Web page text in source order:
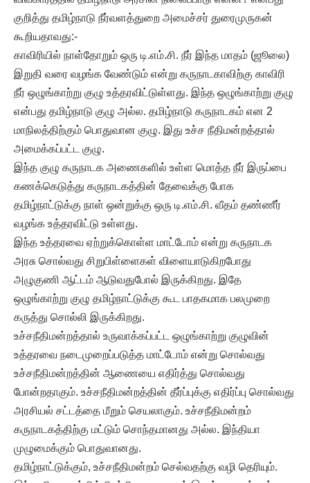
குறித்து தமிழ்நாடு நீர்வளத்துறை அமைச்சர் துரைமுருகன்
கூறியதாவது:-
காவிரியில் நாள்தோறும் ஒரு டி.எம்.சி. நீர் இந்த மாதம் (ஜூலை)
இறுதி வரை வழங்க வேண்டும் என்று கருநாடகாவிற்கு காவிரி
நீர் ஒழுங்காற்று குழு உத்தரவிட்டுள்ளது. இந்த ஒழுங்காற்று குழு
என்பது தமிழ்நாடு குழு அல்ல. தமிழ்நாடு கருநாடகம் என 2
மாநிலத்திற்கும் பொதுவான குழு. இது உச்ச நீதிமன்றத்தால்
அமைக்கப்பட்ட குழு.
இந்த குழு கருநாடக அணைகளில் உள்ள மொத்த நீர் இருப்பை
கணக்கெடுத்து கருநாடகத்தின் தேவைக்கு போக
தமிழ்நாட்டுக்கு நாள் ஒன்றுக்கு ஒரு டி.எம்.சி. வீதம் தண்ணீர்
வழங்க உத்தரவிட்டு உள்ளது.
இந்த உத்தரவை ஏற்றுக்கொள்ள மாட்டோம் என்று கருநாடக
அரசு சொல்வது சிறுபிள்ளைகள் விளையாடுகிறபோது
அழுகுணி ஆட்டம் ஆடுவதுபோல் இருக்கிறது. இதே
ஒழுங்காற்று குழு தமிழ்நாட்டுக்கு கூட பாதகமாக பலமுறை
கருத்து சொல்லி இருக்கிறது.
உச்சநீதிமன்றத்தால் உருவாக்கப்பட்ட ஒழுங்காற்று குழுவின்
உத்தரவை நடைமுறைப்படுத்த மாட்டோம் என்று சொல்வது
உச்சநீதிமன்றத்தின் ஆணையை எதிர்த்து சொல்வது
போன்றதாகும். உச்சநீதிமன்றத்தின் தீர்ப்புக்கு எதிர்ப்பு சொல்வது
அரசியல் சட்டத்தை மீறும் செயலாகும். உச்சநீதிமன்றம்
கருநாடகத்திற்கு மட்டும் சொந்தமானது அல்ல. இந்தியா
முழுமைக்கும் பொதுவானது.
தமிழ்நாட்டுக்கும், உச்சநீதிமன்றம் செல்வதற்கு வழி தெரியும்.